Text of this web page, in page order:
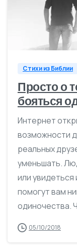
Стихи из Библии
Просто о
бояться
Интернет
возможности
реальных
уменьшать.
или
помогут вам
одиночества.
05/10/2018